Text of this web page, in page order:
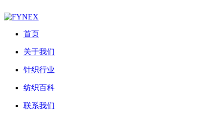
首页
关于我们
针织行业
纺织百科
联系我们